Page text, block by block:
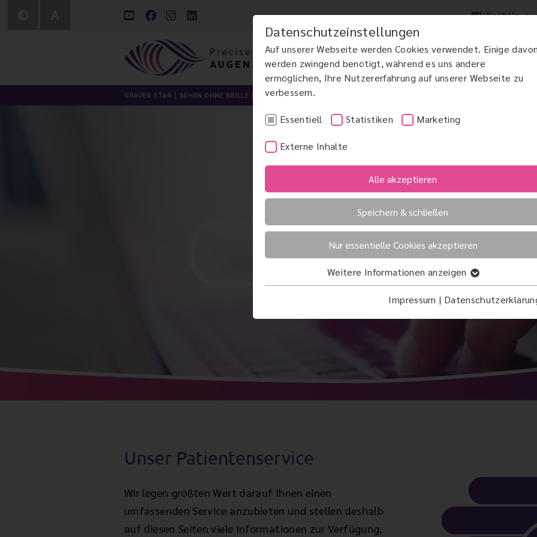
Datenschutzeinstellungen
Auf unserer Webseite werden Cookies verwendet. Einige
werden zwingend benötigt, während es uns andere
ermöglichen, Ihre Nutzererfahrung auf unserer Webseite zu
verbessern.
Essentiell Statistiken Marketing
Externe Inhalte
Alle akzeptieren
Speichern & schließen
Nur essentielle Cookies akzeptieren
Weitere Informationen anzeigen
Impressum |
GRAUER STAR SEHEN OHNE BRILLE LIDCHIRURGIE MAKULAERKRANKUNGEN AMD
Unser Patientenservice
Wir legen größten Wert darauf Ihnen einen
umfassenden Service anzubieten und stellen deshalb
auf diesen Seiten viele Informationen zur Verfügung,